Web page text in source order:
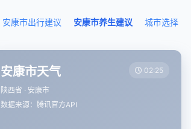
安康市出行建议 安康市养生建议 城市选择
安康市天气
陕西省 · 安康市
数据来源：腾讯官方API
02:25